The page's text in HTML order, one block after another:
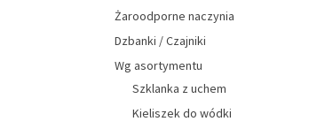
Żaroodporne naczynia
Dzbanki / Czajniki
Wg asortymentu
Szklanka z uchem
Kieliszek do wódki